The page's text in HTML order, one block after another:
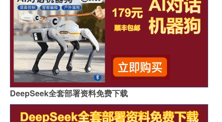
DeepSeek全套部署资料免费下载